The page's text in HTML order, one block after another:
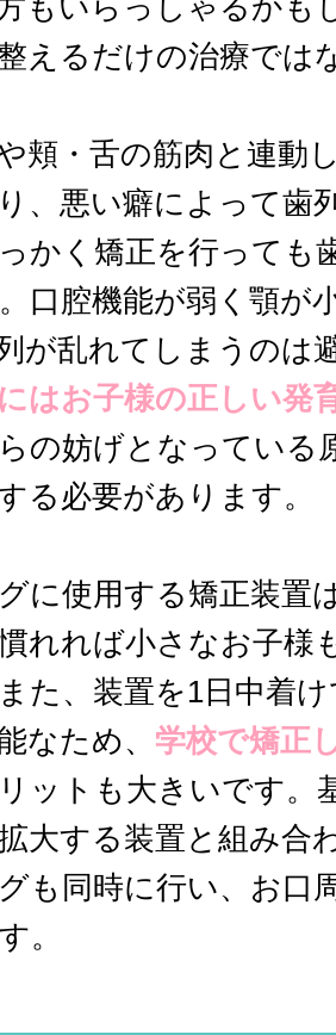
もいらっしゃるかも
えるだけの治療では
頬・舌の筋肉と連動
、悪い癖によって歯
かく矯正を行っても
口腔機能が弱く顎が
が乱れてしまうのは
はお子様の正しい発
の妨げとなっている
る必要があります。
に使用する矯正装置
れれば小さなお子様
た、装置を1日中着
なため、 学校で矯正
ットも大きいです。
大する装置と組み合
も同時に行い、お口
。